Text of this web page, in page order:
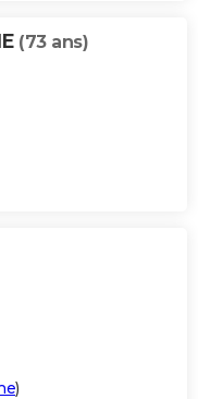
(73 ans)
)